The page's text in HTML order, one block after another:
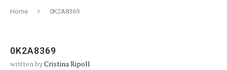
Home 0K2A8369
0K2A8369
written byCristina Ripoll